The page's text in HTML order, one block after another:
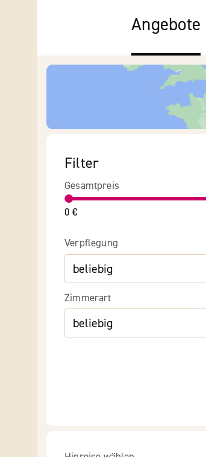
Angebote
Filter
Gesamtpreis
0 €
Verpflegung
Zimmerart